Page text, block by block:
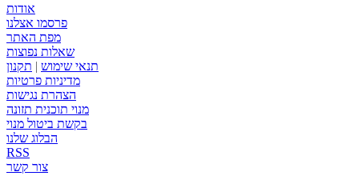
אודות
פרסמו אצלנו
מפת האתר
שאלות נפוצות
תנאי שימוש | תקנון
מדיניות פרטיות
הצהרת נגישות
מנוי תוכנית תזונה
בקשת ביטול מנוי
הבלוג שלנו
RSS
צור קשר